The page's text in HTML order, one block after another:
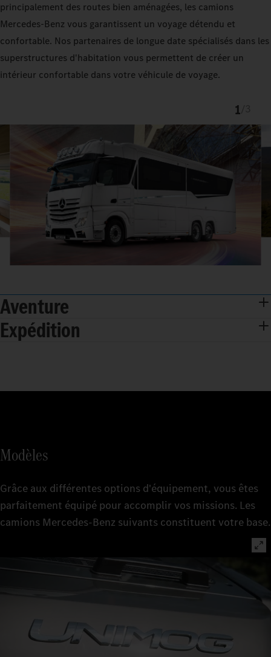
principalement des routes bien aménagées, les camions
Mercedes‑Benz vous garantissent un voyage détendu et
confortable. Nos partenaires de longue date spécialisés dans les
superstructures d'habitation vous permettent de créer un
intérieur confortable dans votre véhicule de voyage.
1
Aventure
Expédition
Modèles
Grâce aux différentes options d'équipement, vous êtes
parfaitement équipé pour accomplir vos missions. Les
camions Mercedes‑Benz suivants constituent votre base.